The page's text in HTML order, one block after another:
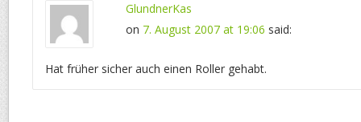
GlundnerKas
on 7. August 2007 at 19:06 said:
Hat früher sicher auch einen Roller gehabt.